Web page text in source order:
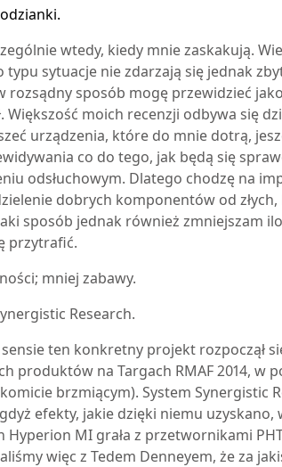
wtedy, kiedy mnie zaskakują.
typu sytuacje nie zdarzają się jednak
rozsądny sposób mogę przewidzieć
Większość moich recenzji odbywa się
urządzenia, które do mnie dotrą,
co do tego, jak będą się
odsłuchowym. Dlatego chodzę na
dobrych komponentów od
sposób jednak również zmniejszam
przytrafić.
mniej zabawy.
Research.
ten konkretny projekt rozpoczął
produktów na Targach RMAF 2014, w
brzmiącym). System Synergistic
efekty, jakie dzięki niemu uzyskano,
Hyperion MI grała z przetwornikami
więc z Tedem Denneyem, że za